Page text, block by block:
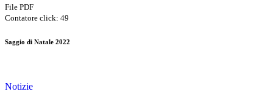
File PDF
Contatore click: 49
Saggio di Natale 2022
Notizie